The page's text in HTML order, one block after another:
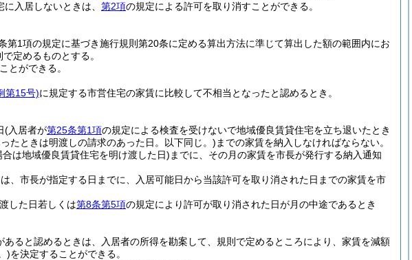
入居しないときは、 第2項の規定による許可を取り消すことができる。
第1項の規定に基づき施行規則第20条に定める算出方法に準じて算出した額の範囲内にお
定めるものとする。
とができる。
第15号)に規定する市営住宅の家賃に比較して不相当となったと認めるとき。
(入居者が第25条第1項の規定による検査を受けないで地域優良賃貸住宅を立ち退いたとき
たときは明渡しの請求のあった日。以下同じ。) までの家賃を納入しなければならない。
は地域優良賃貸住宅を明け渡した日) までに、その月の家賃を市長が発行する納入通知
、市長が指定する日までに、入居可能日から当該許可を取り消された日までの家賃を市
した日若しくは第8条第5項の規定により許可が取り消された日が月の中途であるとき
ると認めるときは、入居者の所得を勘案して、規則で定めるところにより、家賃を減額
)を決定することができる。